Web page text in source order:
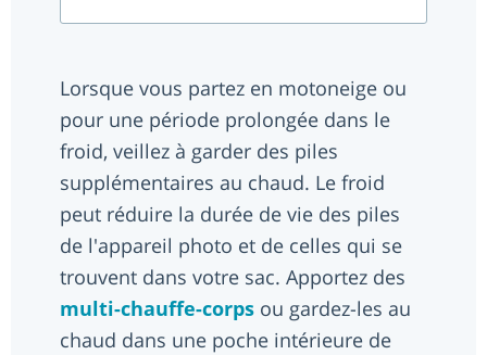
Lorsque vous partez en motoneige ou
pour une période prolongée dans le
froid, veillez à garder des piles
supplémentaires au chaud. Le froid
peut réduire la durée de vie des piles
de l'appareil photo et de celles qui se
trouvent dans votre sac. Apportez des
multi-chauffe-corps ou gardez-les au
chaud dans une poche intérieure de